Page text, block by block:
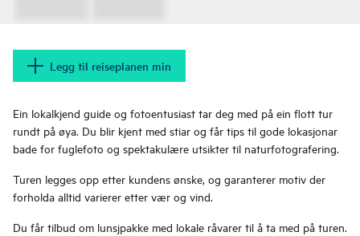
Legg til reiseplanen min
Ein lokalkjend guide og fotoentusiast tar deg med på ein flott tur
rundt på øya. Du blir kjent med stiar og får tips til gode lokasjonar
bade for fuglefoto og spektakulære utsikter til naturfotografering.
Turen legges opp etter kundens ønske, og garanterer motiv der
forholda alltid varierer etter vær og vind.
Du får tilbud om lunsjpakke med lokale råvarer til å ta med på turen.